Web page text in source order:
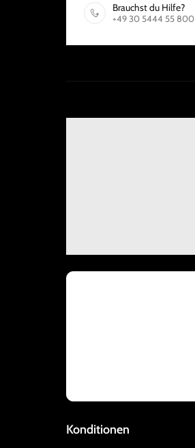
Brauchst du Hilfe?
+49 30 5444 55 800
Konditionen